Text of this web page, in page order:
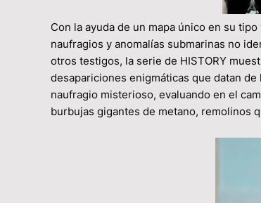
Con la ayuda de un mapa único en su
naufragios y anomalías submarinas no
otros testigos, la serie de HISTORY
desapariciones enigmáticas que datan
naufragio misterioso, evaluando en el
burbujas gigantes de metano, remolinos